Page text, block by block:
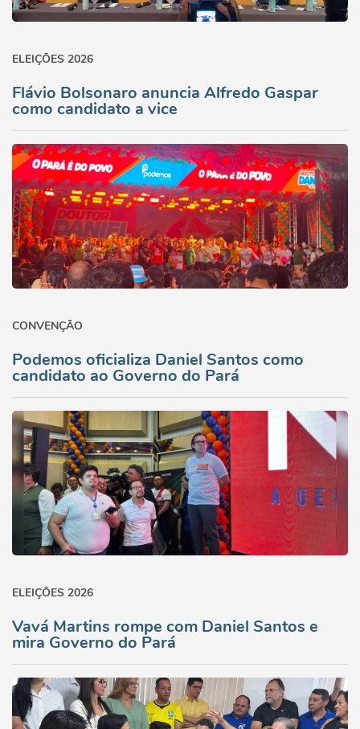
ELEIÇÕES 2026
Flávio Bolsonaro anuncia Alfredo Gaspar
como candidato a vice
CONVENÇÃO
Podemos oficializa Daniel Santos como
candidato ao Governo do Pará
ELEIÇÕES 2026
Vavá Martins rompe com Daniel Santos e
mira Governo do Pará